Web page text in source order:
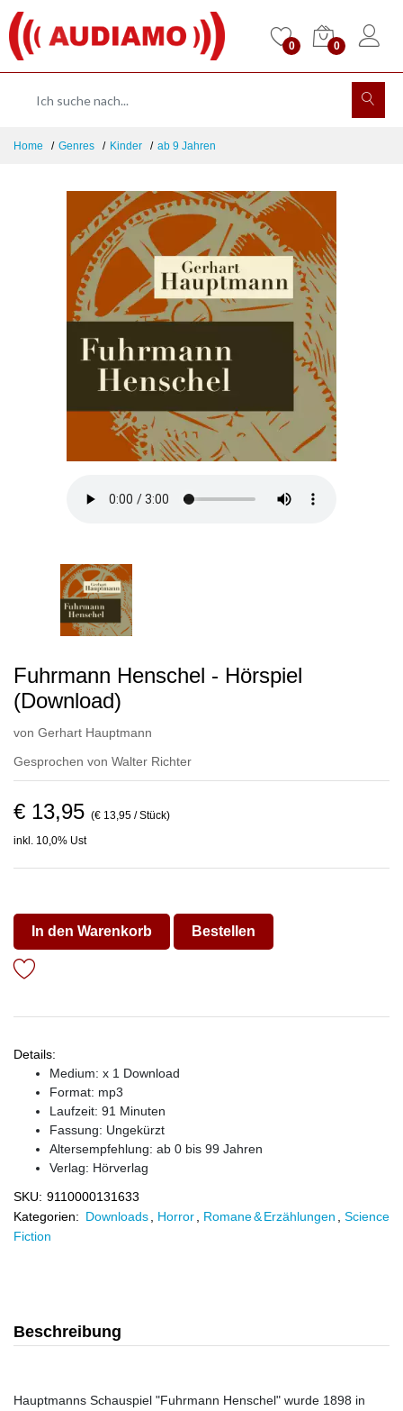
0 0
Home Genres Kinder ab 9 Jahren
Fuhrmann Henschel - Hörspiel
(Download)
von Gerhart Hauptmann
Gesprochen von Walter Richter
€ 13,95 (€ 13,95 / Stück)
inkl. 10,0% Ust
In den Warenkorb Bestellen
Details:
Medium: x 1 Download
Format: mp3
Laufzeit: 91 Minuten
Fassung: Ungekürzt
Altersempfehlung: ab 0 bis 99 Jahren
Verlag: Hörverlag
SKU: 9110000131633
Kategorien: Downloads Horror Romane & Erzählungen
Science
Fiction
Beschreibung
Hauptmanns Schauspiel "Fuhrmann Henschel" wurde 1898 in